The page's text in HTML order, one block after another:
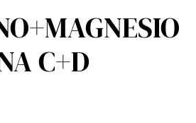
C+D